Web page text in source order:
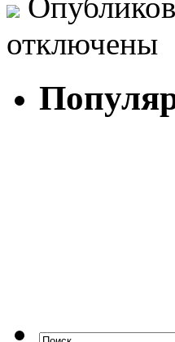
отключены